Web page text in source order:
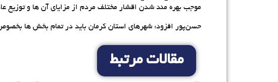
موجب بهره مند شدن اقشار مختلف مردم از مزایای آن ها و توزیع
حسن‌پور افزود: شهرهای استان کرمان باید در تمام بخش ها
مقالات مرتبط